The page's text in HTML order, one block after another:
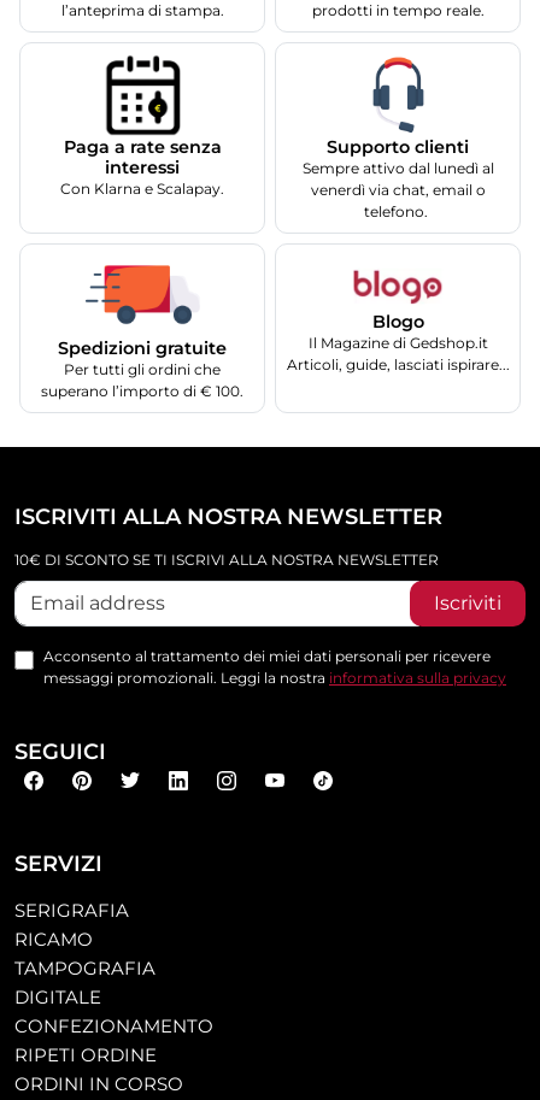
l’anteprima di stampa.
prodotti in tempo reale.
Paga a rate senza
interessi
Con Klarna e Scalapay.
Supporto clienti
Sempre attivo dal lunedì al
venerdì via chat, email o
telefono.
Spedizioni gratuite
Per tutti gli ordini che
superano l’importo di € 100.
Blogo
Il Magazine di Gedshop.it
Articoli, guide, lasciati ispirare...
SERVIZI
SERIGRAFIA
RICAMO
TAMPOGRAFIA
DIGITALE
CONFEZIONAMENTO
RIPETI ORDINE
ORDINI IN CORSO
ISCRIVITI ALLA NOSTRA NEWSLETTER
10€ DI SCONTO SE TI ISCRIVI ALLA NOSTRA NEWSLETTER
Iscriviti
Acconsento al trattamento dei miei dati personali per ricevere
messaggi promozionali. Leggi la nostra informativa sulla privacy
SEGUICI